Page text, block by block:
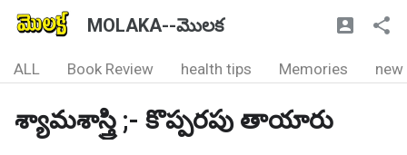
MOLAKA--మొలక
ALL Book Review health tips Memories new
శ్యామశాస్త్రి ;- కొప్పరపు తాయారు